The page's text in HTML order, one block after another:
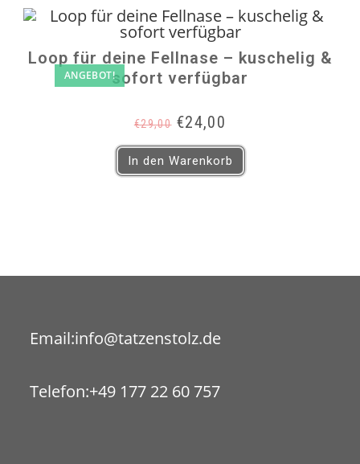
ANGEBOT!
Loop für deine Fellnase – kuschelig &
sofort verfügbar
€29,00 Ursprünglicher
Preis
war:
€29,00
€24,00
ist:
€24,00.
In den Warenkorb
Email:info@tatzenstolz.de
Telefon:+49 177 22 60 757